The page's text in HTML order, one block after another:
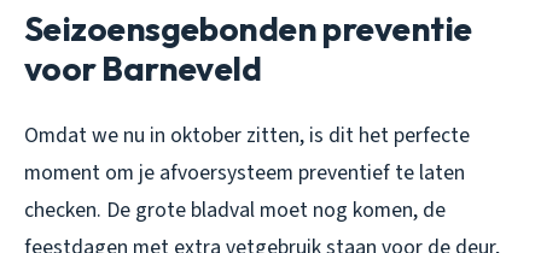
Seizoensgebonden preventie
voor Barneveld
Omdat we nu in oktober zitten, is dit het perfecte
moment om je afvoersysteem preventief te laten
checken. De grote bladval moet nog komen, de